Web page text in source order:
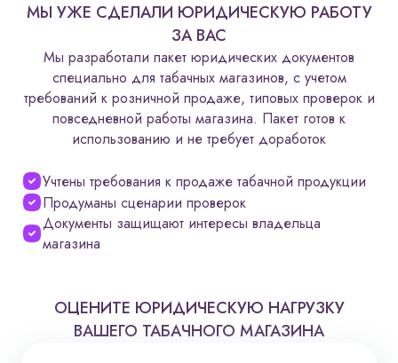
МЫ УЖЕ СДЕЛАЛИ ЮРИДИЧЕСКУЮ РАБОТУ
ЗА ВАС
Мы разработали пакет юридических документов
специально для табачных магазинов, с учетом
требований к розничной продаже, типовых проверок и
повседневной работы магазина. Пакет готов к
использованию и не требует доработок
Учтены требования к продаже табачной продукции
Продуманы сценарии проверок
Документы защищают интересы владельца
магазина
ОЦЕНИТЕ ЮРИДИЧЕСКУЮ НАГРУЗКУ
ВАШЕГО ТАБАЧНОГО МАГАЗИНА